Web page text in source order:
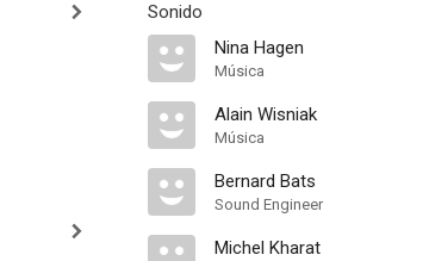
Sonido
Nina Hagen
Música
Alain Wisniak
Música
Bernard Bats
Sound Engineer
Michel Kharat